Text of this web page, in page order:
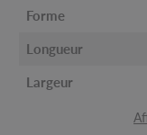
Forme
Longueur
Largeur